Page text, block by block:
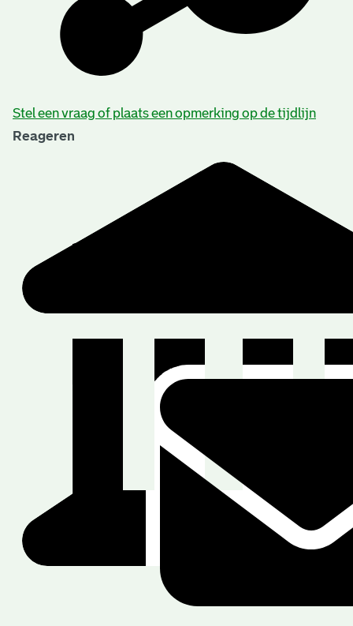
Stel een vraag of plaats een opmerking op de tijdlijn
Reageren